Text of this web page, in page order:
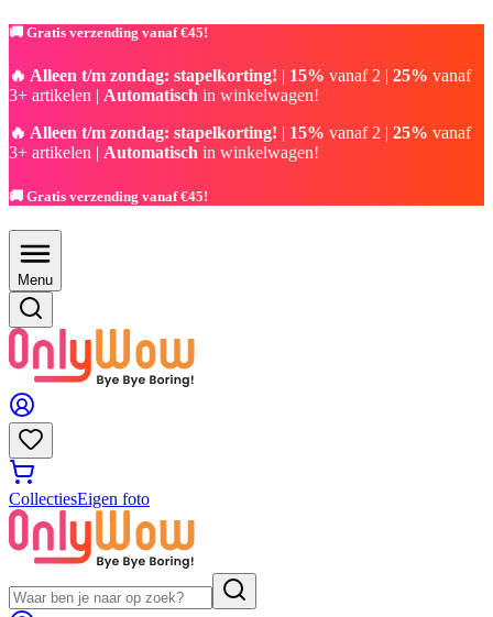
🚚 Gratis verzending vanaf €45!
🔥 Alleen t/m zondag: stapelkorting! | 15% vanaf 2 | 25% vanaf
3+ artikelen | Automatisch in winkelwagen!
🔥 Alleen t/m zondag: stapelkorting! | 15% vanaf 2 | 25% vanaf
3+ artikelen | Automatisch in winkelwagen!
🚚 Gratis verzending vanaf €45!
Menu
CollectiesEigen foto